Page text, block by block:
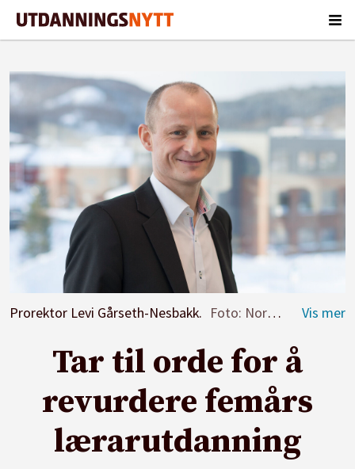
Prorektor Levi Gårseth-Nesbakk. Foto: Nord Universitet
Tar til orde for å
revurdere femårs
lærarutdanning